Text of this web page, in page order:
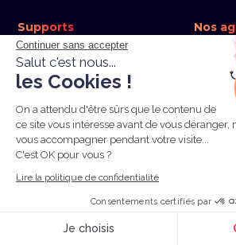
Continuer sans accepter
Salut c'est nous...
les Cookies !
On a attendu d'être sûrs que le contenu de
ce site vous intéresse avant de vous déranger,
vous accompagner pendant votre visite...
C'est OK pour vous ?
Lire la politique de confidentialité
Consentements certifiés par
Je choisis
Supports
Agence Tiktok
Agence Shorts
Agence vidéos Ads
Agence vidéo Linkedln
Vidéos de formation
Nos
Contact
Prendre RDV
Demande de devis
sur Google